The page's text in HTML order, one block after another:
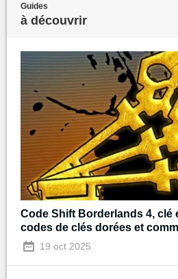
Guides
à découvrir
Code Shift Borderlands 4, clé
codes de clés dorées et
19 oct 2025